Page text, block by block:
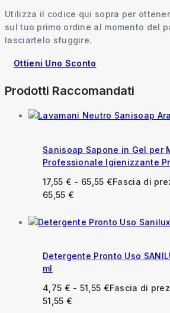
Utilizza il codice qui sopra per
sul tuo primo ordine al momento del
lasciartelo sfuggire.
Ottieni Uno Sconto
Prodotti Raccomandati
Sanisoap Sapone in Gel per
Professionale Igienizzante
17,55 € - 65,55 €Fascia di
65,55 €
Detergente Pronto Uso
ml
4,75 € - 51,55 €Fascia di
51,55 €